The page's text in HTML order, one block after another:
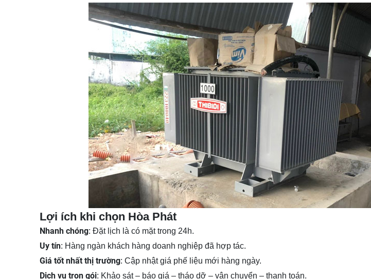
Lợi ích khi chọn Hòa Phát
Nhanh chóng: Đặt lịch là có mặt trong 24h.
Uy tín: Hàng ngàn khách hàng doanh nghiệp đã hợp tác.
Giá tốt nhất thị trường: Cập nhật giá phế liệu mới hàng ngày.
Dịch vụ trọn gói: Khảo sát – báo giá – tháo dỡ – vận chuyển – thanh toán.